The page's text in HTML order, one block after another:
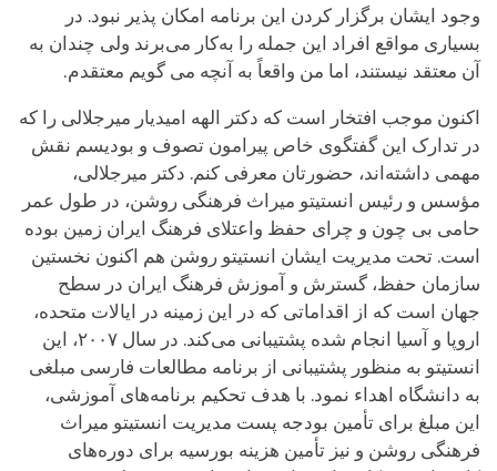
وجود ایشان برگزار کردن این برنامه امکان پذیر نبود. در
بسیاری مواقع افراد این جمله را به‌کار می‌برند ولی چندان به
آن معتقد نیستند، اما من واقعاً به آنچه می گویم معتقدم.
اکنون موجب افتخار است که دکتر الهه امیدیار میرجلالی را که
در تدارک این گفتگوی خاص پیرامون تصوف و بودیسم نقش
مهمی داشته‌اند، حضورتان معرفی کنم. دکتر میرجلالی،
مؤسس و رئیس انستیتو میراث فرهنگی روشن، در طول عمر
حامی بی چون و چرای حفظ واعتلای فرهنگ ایران زمین بوده
‌است. تحت مدیریت ایشان انستیتو روشن هم اکنون نخستین
سازمان حفظ، گسترش و آموزش فرهنگ ایران در سطح
جهان است که از اقداماتی که در این زمینه در ایالات متحده،
اروپا و آسیا انجام شده پشتیبانی می‌کند. در سال ۲۰۰۷، این
انستیتو به منظور پشتیبانی از برنامه مطالعات فارسی مبلغی
به دانشگاه اهداء نمود. با هدف تحکیم برنامه‌های آموزشی،
این مبلغ برای تأمین بودجه پست مدیریت انستیتو میراث
فرهنگی روشن و نیز تأمین هزینه بورسیه برای دوره‌های